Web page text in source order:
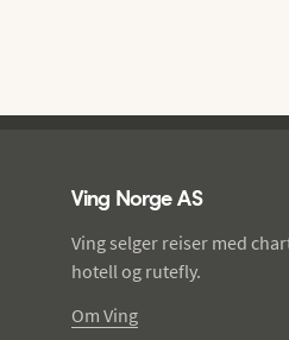
Ving Norge AS
Ving selger reiser med
hotell og rutefly.
Om Ving